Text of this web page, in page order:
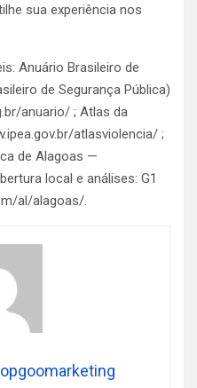
sua experiência nos
Anuário Brasileiro de
de Segurança Pública)
anuario/ ; Atlas da
atlasviolencia/ ;
de Alagoas —
local e análises: G1
al/alagoas/.